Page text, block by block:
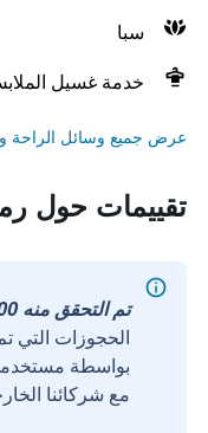
سبا
خدمة غسيل
عرض جميع وسائل الراحة
تقييمات حول
تم التحقق منه 100%
الحجوزات التي
مع شركائنا